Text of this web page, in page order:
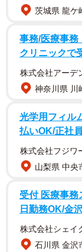
いていたものの
大学進学に伴い
れることも増え
よそよそしい態
てしまいます。
しては、育てて
茨城県 龍ケ
事務/医療事務
クリニックで
株式会社アーデ
神奈川県 川
光学用フィル
払いOK/正社
株式会社フジワ
山梨県 中央
受付 医療事務
日勤務OK/金
株式会社シェイ
石川県 金沢